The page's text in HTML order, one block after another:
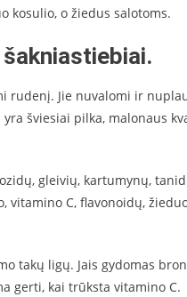
kosulio, o žiedus salotoms.
rudenį. Jie nuvalomi ir
šviesiai pilka, malonaus
gleivių, kartumynų,
C, flavonoidų,
takų ligų. Jais gydomas
gerti, kai trūksta vitamino C.